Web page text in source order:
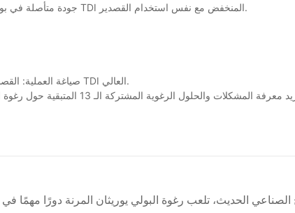
جودة متأصلة في بوليول بوليولز: قيمة هيدروكسيل منخفضة ، وظائف منخفضة ، عدم التشبع العالي ، مؤشر TDI المنخفض مع نفس استخدام القصدير.
صياغة العملية: القصدير الزائد ، أو محتوى القصدير والأمين المنخفض مع نفس استخدام القصدير ، مؤشر TDI العالي.
والحلول الرغوية المشتركة الـ 13 المتبقية حول رغوة الإسفنج البولي يوريثان؟ يرجى النقر على رابط المقالة لمتابعة القراءة:
الصناعي الحديث، تلعب رغوة البولي يوريثان المرنة دورًا مهمًا